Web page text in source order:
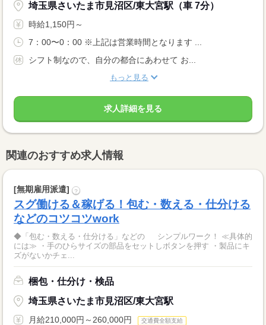
埼玉県さいたま市見沼区/東大宮駅（車 7分）
時給1,150円～
7：00〜0：00 ※上記は営業時間となります ...
シフト制なので、自分の都合にあわせて お...
もっと見る
求人詳細を見る
関連のおすすめ求人情報
[無期雇用派遣] ?
スグ働ける＆稼げる！包む・数える・仕分ける
などのコツコツwork
◆「包む・数える・仕分ける」などの シンプルワーク！ ≪具体的
には≫ ・手のひらサイズの部品をセットしボタンを押す ・製品にキ
ズがないかチェ...
梱包・仕分け・検品
埼玉県さいたま市見沼区/東大宮駅
月給210,000円～260,000円 交通費全額支給